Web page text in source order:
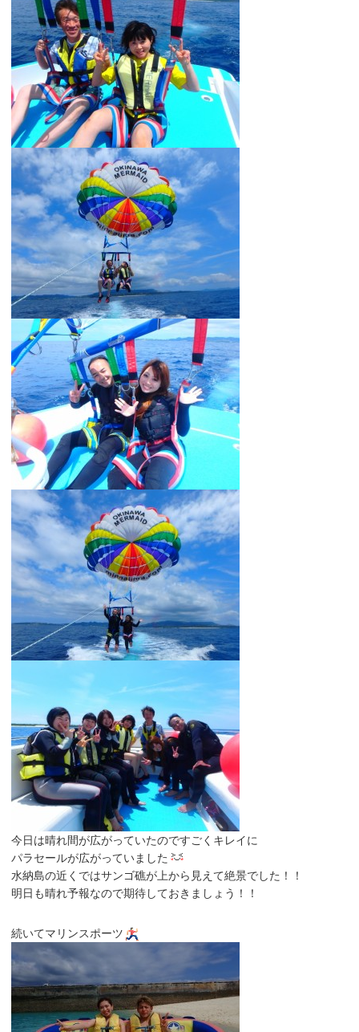
今日は晴れ間が広がっていたのですごくキレイに
パラセールが広がっていました
水納島の近くではサンゴ礁が上から見えて絶景でした！！
明日も晴れ予報なので期待しておきましょう！！
続いてマリンスポーツ